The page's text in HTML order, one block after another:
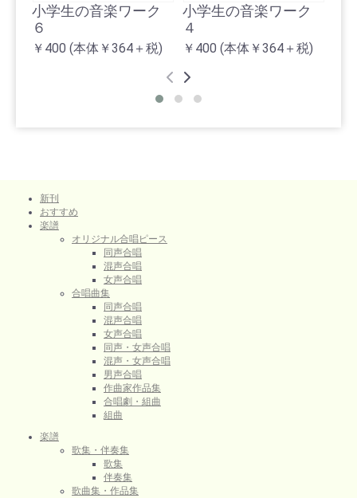
小学生の音楽ワーク
６
￥400 (本体￥364＋税)
小学生の音楽ワーク
４
￥400 (本体￥364＋税)
新刊
おすすめ
楽譜
オリジナル合唱ピース
同声合唱
混声合唱
女声合唱
合唱曲集
同声合唱
混声合唱
女声合唱
同声・女声合唱
混声・女声合唱
男声合唱
作曲家作品集
合唱劇・組曲
組曲
楽譜
歌集・伴奏集
歌集
伴奏集
歌曲集・作品集